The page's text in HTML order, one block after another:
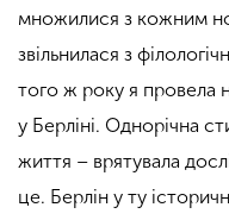
множилися з кожним
звільнилася з
того ж року я провела
у Берліні. Однорічна
життя – врятувала
це. Берлін у ту